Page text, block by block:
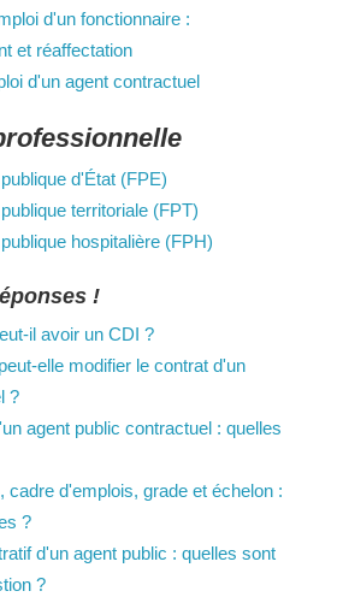
d'un fonctionnaire :
et réaffectation
d'un agent contractuel
d'État (FPE)
territoriale (FPT)
hospitalière (FPH)
!
il avoir un CDI ?
elle modifier le contrat d'un
?
agent public contractuel :
?
cadre d'emplois, grade et
différences ?
d'un agent public : quelles
gestion ?